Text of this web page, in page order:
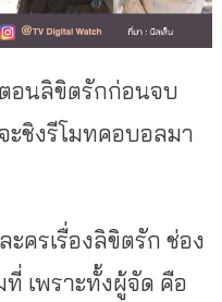
ตอนลิขิตรักก่อนจบ
ชิงรีโมทคอบอลมา
ครเรื่องลิขิตรัก ช่อง
เพราะทั้งผู้จัด คือ